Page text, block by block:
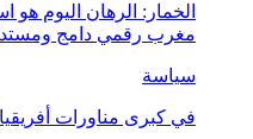
الخمار: الرهان اليوم
مغرب رقمي دامج
سياسة
في كبرى مناورات